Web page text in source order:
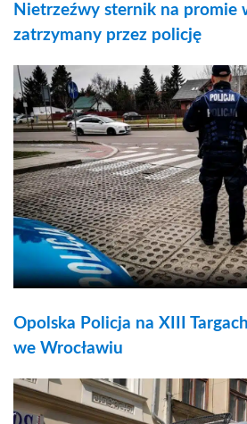
Nietrzeźwy sternik na promie
zatrzymany przez policję
Opolska Policja na XIII
we Wrocławiu